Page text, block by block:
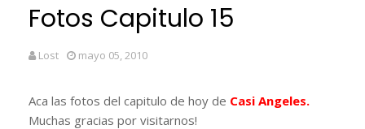
Fotos Capitulo 15
Lost mayo 05, 2010
Aca las fotos del capitulo de hoy de Casi Angeles.
Muchas gracias por visitarnos!